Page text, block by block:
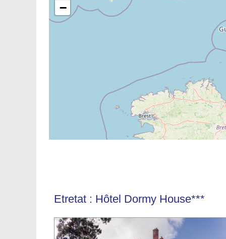
−
Etretat : Hôtel Dormy House***